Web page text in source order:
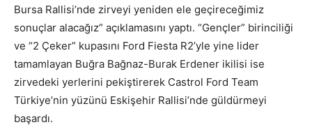
Bursa Rallisi’nde zirveyi yeniden ele geçireceğimiz
sonuçlar alacağız” açıklamasını yaptı. “Gençler” birinciliği
ve “2 Çeker” kupasını Ford Fiesta R2’yle yine lider
tamamlayan Buğra Bağnaz-Burak Erdener ikilisi ise
zirvedeki yerlerini pekiştirerek Castrol Ford Team
Türkiye’nin yüzünü Eskişehir Rallisi’nde güldürmeyi
başardı.